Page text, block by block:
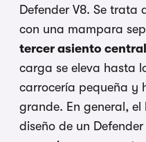
Defender V8. Se trata
con una mampara
tercer asiento central
carga se eleva hasta
carrocería pequeña y
grande. En general,
diseño de un